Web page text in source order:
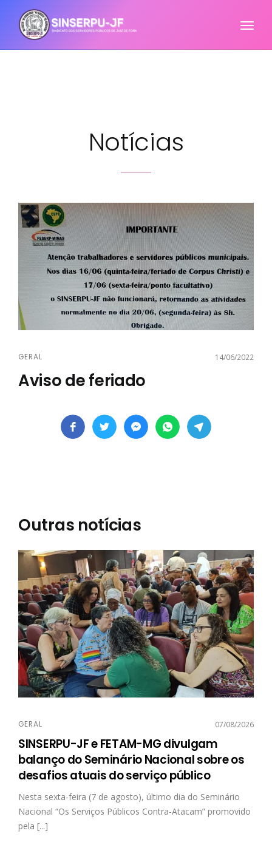
Notícias
GERAL 14/06/2022
Aviso de feriado
Outras notícias
GERAL 07/08/2026
SINSERPU-JF e FETAM-MG divulgam
balanço do Seminário Nacional sobre os
desafios atuais do serviço público
Nesta sexta-feira (7 de agosto), último dia do Seminário
Nacional “Os Serviços Públicos Contra-Atacam” promovido
pela [...]